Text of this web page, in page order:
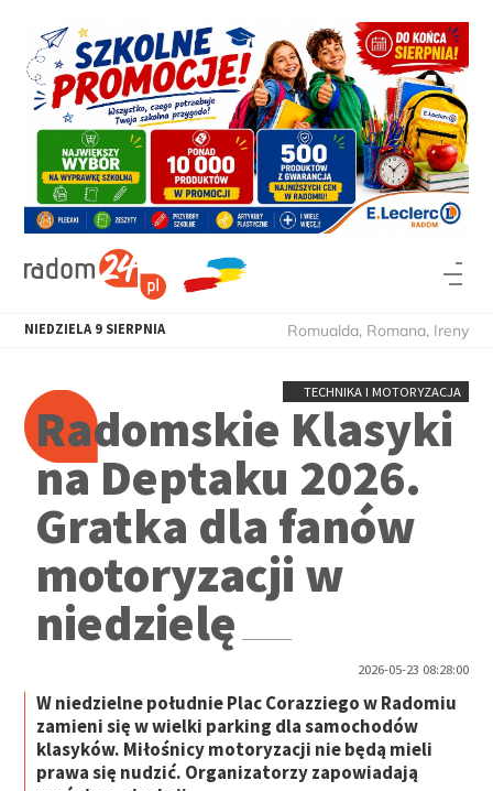
NIEDZIELA 9 SIERPNIA Romualda, Romana, Ireny
TECHNIKA I MOTORYZACJA
Radomskie Klasyki
na Deptaku 2026.
Gratka dla fanów
motoryzacji w
niedzielę
2026-05-23 08:28:00
W niedzielne południe Plac Corazziego w Radomiu
zamieni się w wielki parking dla samochodów
klasyków. Miłośnicy motoryzacji nie będą mieli
prawa się nudzić. Organizatorzy zapowiadają